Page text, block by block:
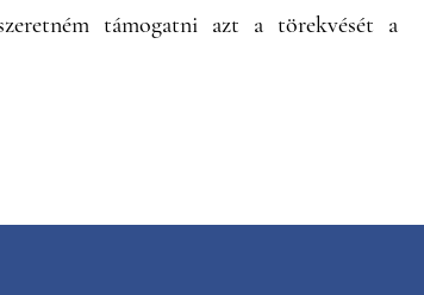
támogatni azt a törekvését a